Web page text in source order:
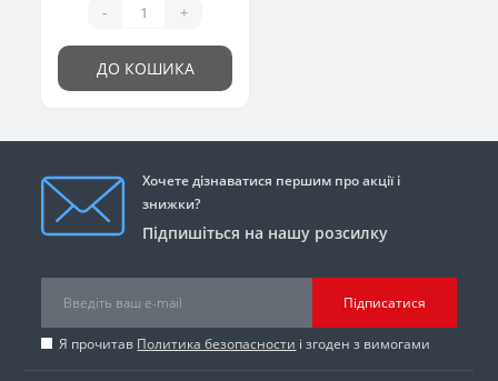
- +
ДО КОШИКА
Хочете дізнаватися першим про акції і
знижки?
Підпишіться на нашу розсилку
Підписатися
Я прочитав Политика безопасности і згоден з вимогами